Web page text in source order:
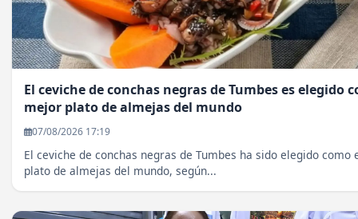
El ceviche de conchas negras de Tumbes es elegido
mejor plato de almejas del mundo
07/08/2026 17:19
El ceviche de conchas negras de Tumbes ha sido elegido como
plato de almejas del mundo, según...